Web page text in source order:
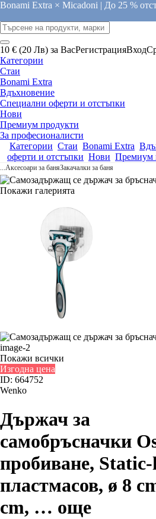
Bonami Extra × Micadoni | До 25 %
10 € (20 Лв) за ВасРегистрацияВход
Категории
Стаи
Bonami Extra
Вдъхновение
Специални оферти и отстъпки
Нови
Премиум продукти
За професионалисти
Категории Стаи Bonami Extra
оферти и отстъпки Нови Премиум
...Аксесоари за баняЗакачалки за баня
Покажи галерията
Покажи всички
Изгодна цена
ID: 664752
Wenko
Държач за
самобръсначки
пробиване,
пластмасов, ø 8
cm, … още